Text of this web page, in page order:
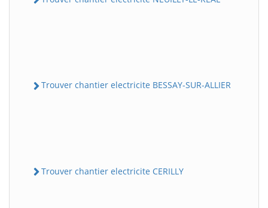
Trouver chantier electricite BESSAY-SUR-ALLIER
Trouver chantier electricite CERILLY